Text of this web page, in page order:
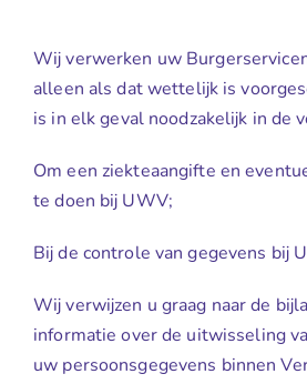
Wij verwerken uw
alleen als dat wettelijk is
is in elk geval noodzakelijk in de
Om een ziekteaangifte en
te doen bij UWV;
Bij de controle van gegevens bij
Wij verwijzen u graag naar de
informatie over de uitwisseling
uw persoonsgegevens binnen